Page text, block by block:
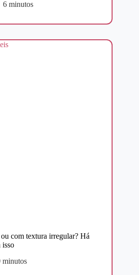
6 minutos
com textura irregular? Há
isso
minutos